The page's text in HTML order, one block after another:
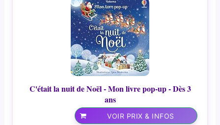
C'était la nuit de Noël - Mon livre pop-up - Dès 3
ans
VOIR PRIX & INFOS